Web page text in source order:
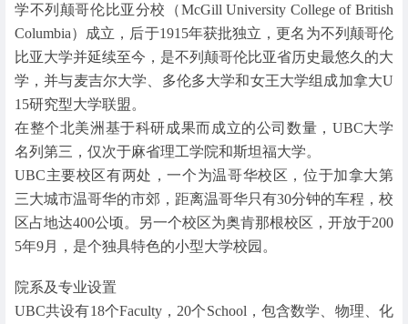
学不列颠哥伦比亚分校（McGill University College of British
Columbia）成立，后于1915年获批独立，更名为不列颠哥伦
比亚大学并延续至今，是不列颠哥伦比亚省历史最悠久的大
学，并与麦吉尔大学、多伦多大学和女王大学组成加拿大U
15研究型大学联盟。
在整个北美洲基于科研成果而成立的公司数量，UBC大学
名列第三，仅次于麻省理工学院和斯坦福大学。
UBC主要校区有两处，一个为温哥华校区，位于加拿大第
三大城市温哥华的市郊，距离温哥华只有30分钟的车程，校
区占地达400公顷。另一个校区为奥肯那根校区，开放于200
5年9月，是个独具特色的小型大学校园。
院系及专业设置
UBC共设有18个Faculty，20个School，包含数学、物理、化